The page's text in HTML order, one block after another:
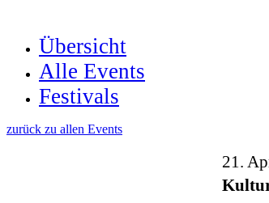
Übersicht
Alle Events
Festivals
zurück zu allen Events
21.